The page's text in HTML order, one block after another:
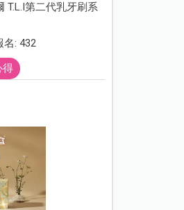
T.L.I第二代乳牙刷系
名: 432
得